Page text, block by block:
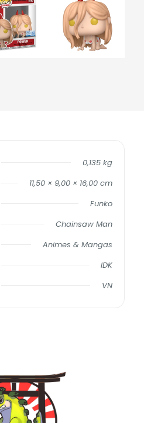
0,135 kg
11,50 × 9,00 × 16,00 cm
Funko
Chainsaw Man
Animes & Mangas
IDK
VN